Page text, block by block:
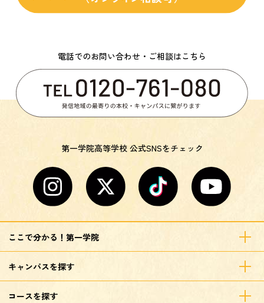
電話でのお問い合わせ・ご相談はこちら
第一学院高等学校 公式SNSをチェック
ここで分かる！第一学院
キャンパスを探す
コースを探す